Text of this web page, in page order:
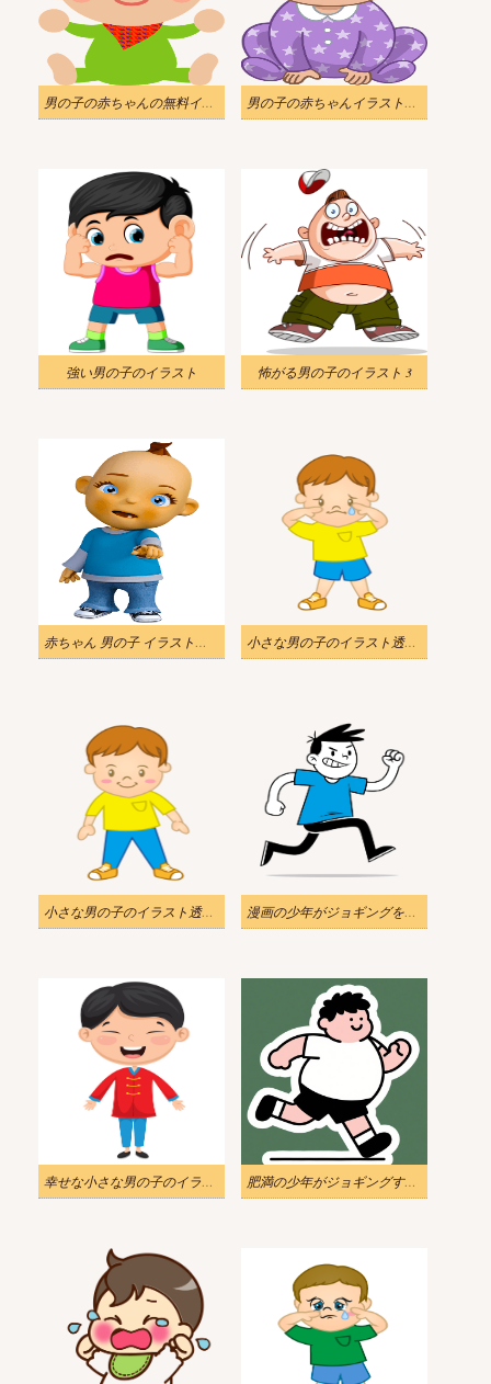
男の子の赤ちゃんの無料イラスト透明 男の子の赤ちゃんイラスト透明3
強い男の子のイラスト 怖がる男の子のイラスト 3
赤ちゃん 男の子 イラストの画像 小さな男の子のイラスト透明8
小さな男の子のイラスト透明4 漫画の少年がジョギングをしているイラスト
幸せな小さな男の子のイラスト 肥満の少年がジョギングする無料イラスト